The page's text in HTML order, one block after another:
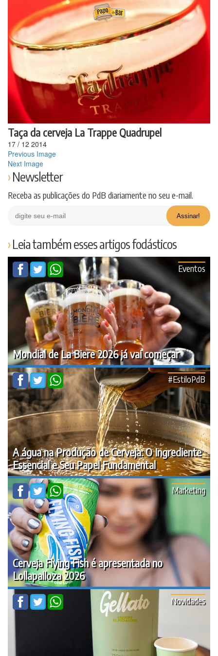
conteúdo
Taça da cerveja La Trappe Quadrupel
17 / 12 2014
Previous Image
Next Image
Newsletter
Receba as publicações do PdB diariamente no seu e-mail.
Leia também esses artigos fodásticos
Mondial de La Biere 2026 já vai começar
Eventos
A água na Produção de Cerveja: O Ingrediente
Essencial e Seu Papel Fundamental
#EstiloPdB
Cerveja Flying Fish é apresentada no
Lollapalloza 2026
Marketing
Novidades